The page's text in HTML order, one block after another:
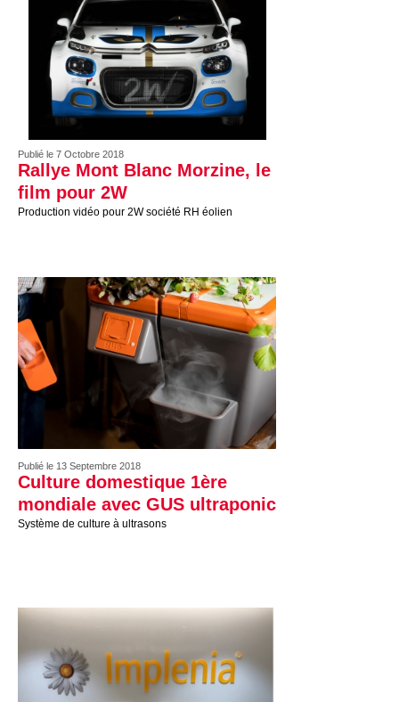
Publié le 7 Octobre 2018
Rallye Mont Blanc Morzine, le
film pour 2W
Production vidéo pour 2W société RH éolien
Publié le 13 Septembre 2018
Culture domestique 1ère
mondiale avec GUS ultraponic
Système de culture à ultrasons